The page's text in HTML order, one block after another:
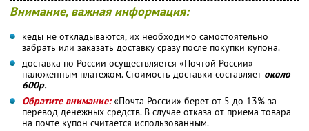
Внимание, важная информация:
кеды не откладываются, их необходимо самостоятельно
забрать или заказать доставку сразу после покупки купона.
доставка по России осуществляется «Почтой России»
наложенным платежом. Стоимость доставки составляет около
600р.
Обратите внимание:«Почта России» берет от 5 до 13% за
перевод денежных средств. В случае отказа от приема товара
на почте купон считается использованным.